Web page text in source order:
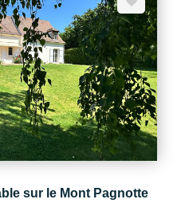
sur le Mont Pagnotte